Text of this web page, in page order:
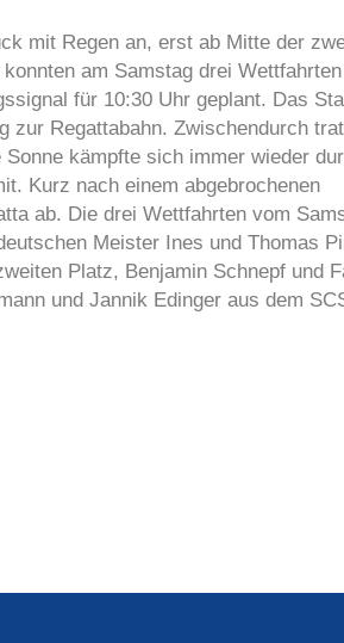
mit Regen an, erst ab Mitte der
am Samstag drei
für 10:30 Uhr geplant. Das
zur Regattabahn. Zwischendurch
kämpfte sich immer wieder
Kurz nach einem abgebrochenen
ab. Die drei Wettfahrten vom
Meister Ines und Thomas
Platz, Benjamin Schnepf und
und Jannik Edinger aus dem